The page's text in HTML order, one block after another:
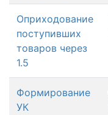
Оприходование
поступивших
товаров через
1.5
Формирование
УК